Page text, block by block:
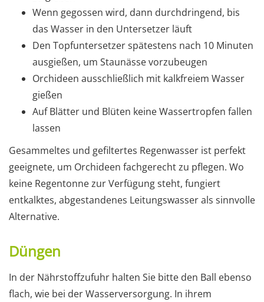
Wenn gegossen wird, dann durchdringend, bis
das Wasser in den Untersetzer läuft
Den Topfuntersetzer spätestens nach 10 Minuten
ausgießen, um Staunässe vorzubeugen
Orchideen ausschließlich mit kalkfreiem Wasser
gießen
Auf Blätter und Blüten keine Wassertropfen fallen
lassen
Gesammeltes und gefiltertes Regenwasser ist perfekt
geeignete, um Orchideen fachgerecht zu pflegen. Wo
keine Regentonne zur Verfügung steht, fungiert
entkalktes, abgestandenes Leitungswasser als sinnvolle
Alternative.
Düngen
In der Nährstoffzufuhr halten Sie bitte den Ball ebenso
flach, wie bei der Wasserversorgung. In ihrem